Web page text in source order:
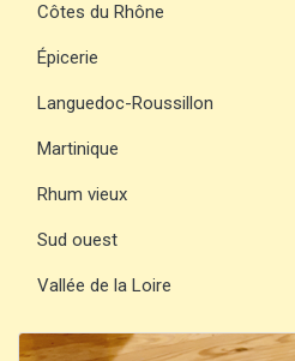
Côtes du Rhône
Épicerie
Languedoc-Roussillon
Martinique
Rhum vieux
Sud ouest
Vallée de la Loire